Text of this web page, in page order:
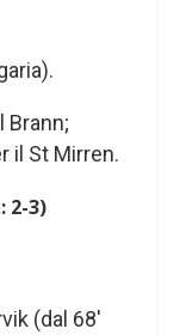
Brann;
il St Mirren.
2-3)
(dal 68′